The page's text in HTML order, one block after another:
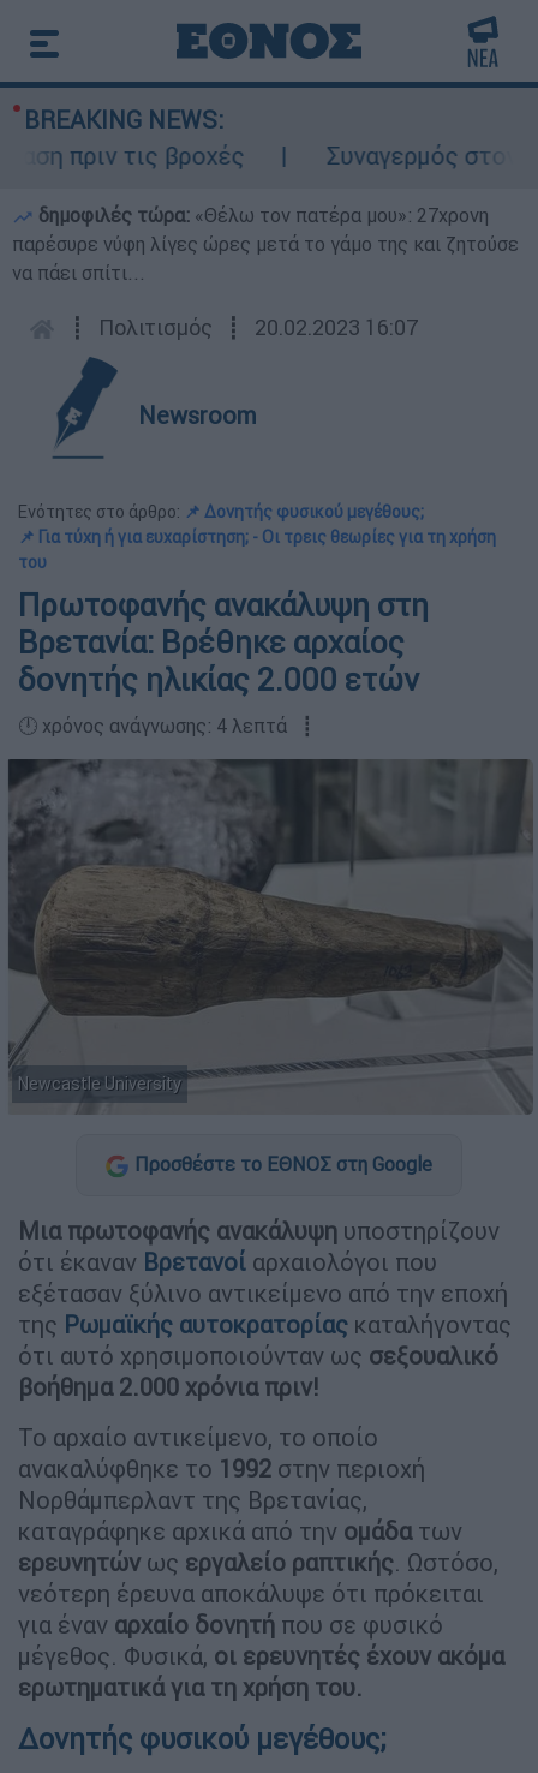
BREAKING NEWS:
τις βροχές
Συναγερμός στον
δημοφιλές τώρα: «Θέλω τον πατέρα μου»: 27χρονη
παρέσυρε νύφη λίγες ώρες μετά το γάμο της και ζητούσε
να πάει σπίτι...
┋ Πολιτισμός ┋ 20.02.2023 16:07
Newsroom
Ενότητες στο άρθρο: 📌 Δονητής φυσικού μεγέθους;
📌 Για τύχη ή για ευχαρίστηση; - Οι τρεις θεωρίες για τη χρήση
του
Πρωτοφανής ανακάλυψη στη
Βρετανία: Βρέθηκε αρχαίος
δονητής ηλικίας 2.000 ετών
🕛 χρόνος ανάγνωσης: 4 λεπτά ┋
Newcastle University
Προσθέστε το ΕΘΝΟΣ στη Google
Μια πρωτοφανής ανακάλυψη υποστηρίζουν
ότι έκαναν Βρετανοί αρχαιολόγοι που
εξέτασαν ξύλινο αντικείμενο από την εποχή
της Ρωμαϊκής αυτοκρατορίας καταλήγοντας
ότι αυτό χρησιμοποιούνταν ως σεξουαλικό
βοήθημα 2.000 χρόνια πριν!
Το αρχαίο αντικείμενο, το οποίο
ανακαλύφθηκε το 1992 στην περιοχή
Νορθάμπερλαντ της Βρετανίας,
καταγράφηκε αρχικά από την ομάδατων
ερευνητών ως εργαλείο ραπτικής. Ωστόσο,
νεότερη έρευνα αποκάλυψε ότι πρόκειται
για έναν αρχαίο δονητή που σε φυσικό
μέγεθος. Φυσικά, οι ερευνητές έχουν ακόμα
ερωτηματικά για τη χρήση του.
Δονητής φυσικού μεγέθους;